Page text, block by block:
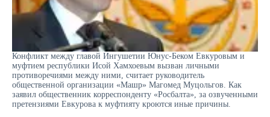
Конфликт между главой Ингушетии Юнус-Беком Евкуровым и
муфтием республики Исой Хамхоевым вызван личными
противоречиями между ними, считает руководитель
общественной организации «Машр» Магомед Муцольгов. Как
заявил общественник корреспонденту «Росбалта», за озвученными
претензиями Евкурова к муфтияту кроются иные причины.